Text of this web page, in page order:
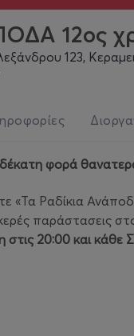
12ος
123,
φορά
«Τα Ραδίκια
παράστασεις
20:00 και κάθε